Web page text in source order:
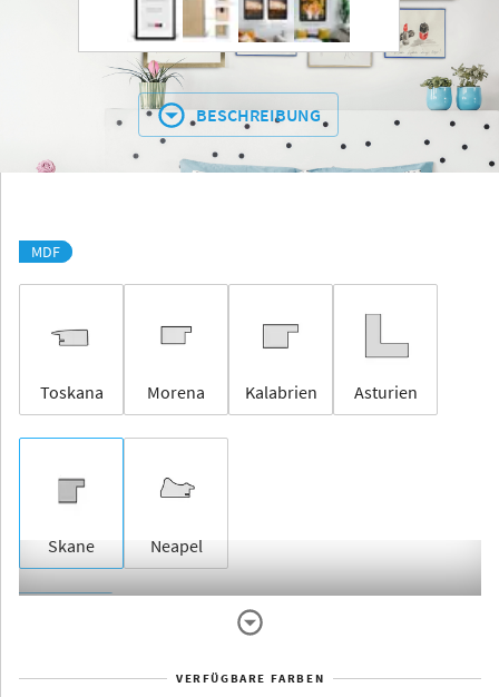
BESCHREIBUNG
MDF
Toskana Morena Kalabrien Asturien
Skane Neapel
VERFÜGBARE FARBEN